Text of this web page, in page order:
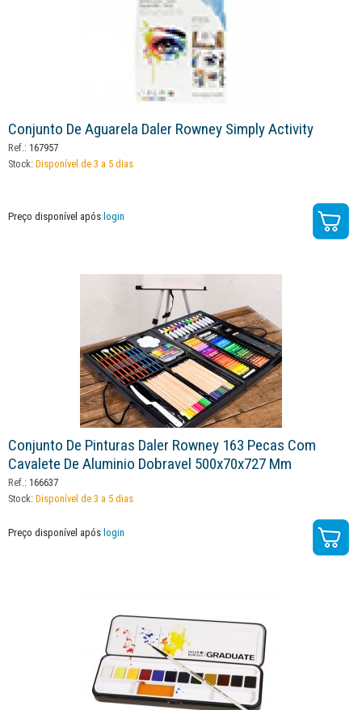
Conjunto De Aguarela Daler Rowney Simply Activity
Ref.: 167957
Stock: Disponível de 3 a 5 dias
Preço disponível após login
Conjunto De Pinturas Daler Rowney 163 Pecas Com
Cavalete De Aluminio Dobravel 500x70x727 Mm
Ref.: 166637
Stock: Disponível de 3 a 5 dias
Preço disponível após login